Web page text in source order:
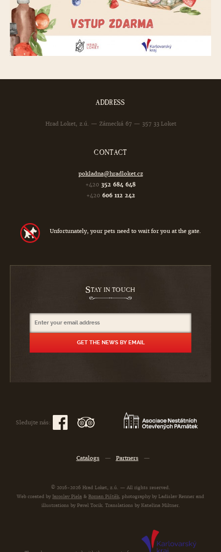
ADDRESS
Hrad Loket, z.ú. — Zámecká 67 — 357 33 Loket
CONTACT
pokladna@hradloket.cz
+420 352 684 648
+420 606 112 242
Unfortunately, your pets need to wait for you at the gate.
STAY IN TOUCH
Sledujte nás:
Catalogs — Partners —
© 2016-2026 Hrad Loket, z.ú. — All rights reserved.
Web created by Jaroslav Piela & Roman Pištěk, photography by Ladislav Renner and
illustrations by Pavel Tocik. Translations by Kateřina Miltner.